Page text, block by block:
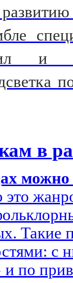
и
в
это
Такие
и по